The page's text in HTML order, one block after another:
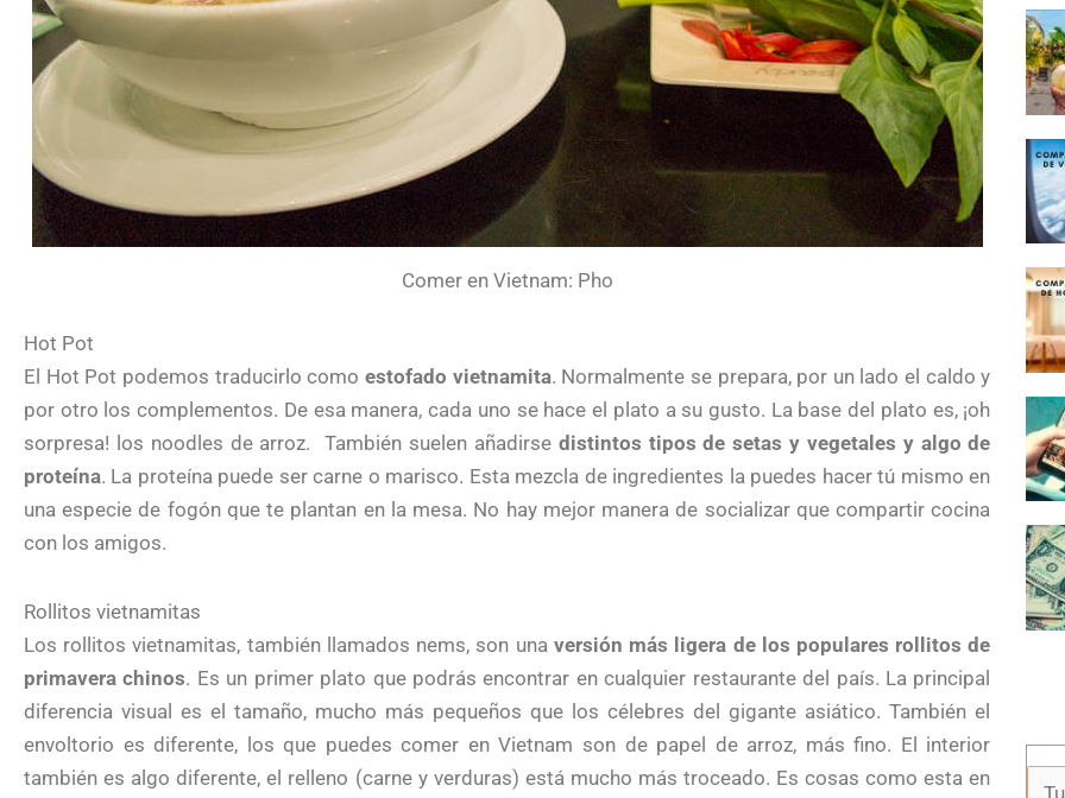
Comer en Vietnam: Pho
Hot Pot
El Hot Pot podemos traducirlo como estofado vietnamita. Normalmente se prepara, por un lado el caldo y
por otro los complementos. De esa manera, cada uno se hace el plato a su gusto. La base del plato es, ¡oh
sorpresa! los noodles de arroz. También suelen añadirse distintos tipos de setas y vegetales y algo de
proteína. La proteína puede ser carne o marisco. Esta mezcla de ingredientes la puedes hacer tú mismo en
una especie de fogón que te plantan en la mesa. No hay mejor manera de socializar que compartir cocina
con los amigos.
Rollitos vietnamitas
Los rollitos vietnamitas, también llamados nems, son una versión más ligera de los populares rollitos de
primavera chinos. Es un primer plato que podrás encontrar en cualquier restaurante del país. La principal
diferencia visual es el tamaño, mucho más pequeños que los célebres del gigante asiático. También el
envoltorio es diferente, los que puedes comer en Vietnam son de papel de arroz, más fino. El interior
también es algo diferente, el relleno (carne y verduras) está mucho más troceado. Es cosas como esta en